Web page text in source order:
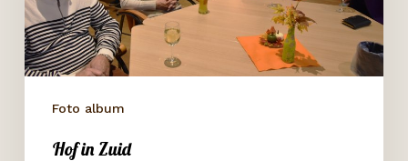
Foto album
Hof in Zuid